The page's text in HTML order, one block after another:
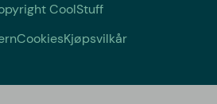
CoolStuff
CookiesKjøpsvilkår